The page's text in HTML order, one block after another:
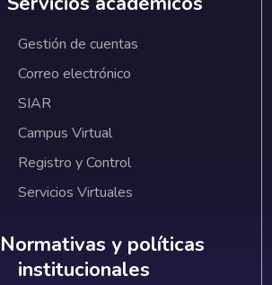
Gestión de cuentas
Correo electrónico
SIAR
Campus Virtual
Registro y Control
Servicios Virtuales
Normativas y políticas
Normativas y políticas
institucionales